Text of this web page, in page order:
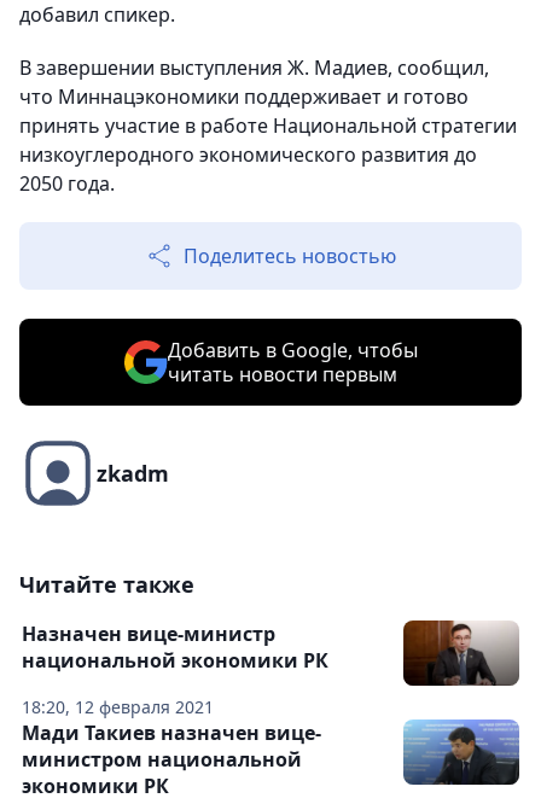
добавил спикер.
В завершении выступления Ж. Мадиев, сообщил,
что Миннацэкономики поддерживает и готово
принять участие в работе Национальной стратегии
низкоуглеродного экономического развития до
2050 года.
Поделитесь новостью
Добавить в Google, чтобы
читать новости первым
zkadm
Читайте также
18:20, 12 февраля 2021
Назначен вице-министр
национальной экономики РК
Мади Такиев назначен вице-
министром национальной
экономики РК